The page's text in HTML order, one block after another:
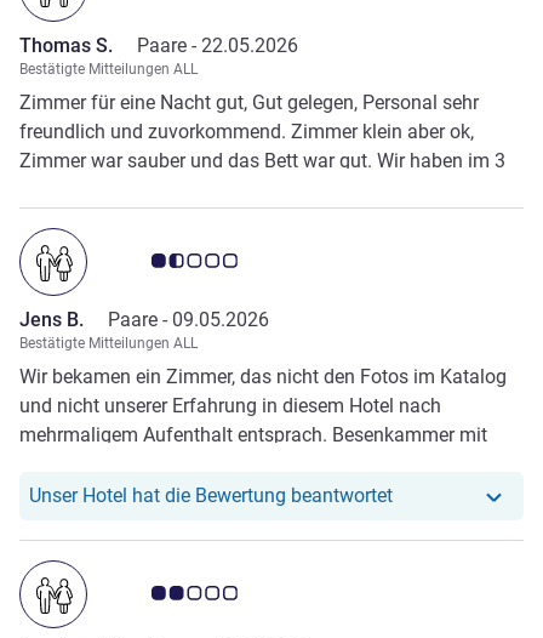
Thomas S. Paare - 22.05.2026
Bestätigte Mitteilungen ALL
Zimmer für eine Nacht gut, Gut gelegen, Personal sehr
freundlich und zuvorkommend. Zimmer klein aber ok,
Zimmer war sauber und das Bett war gut. Wir haben im 3
Note Kundenmeinungen 1.5/5
Jens B. Paare - 09.05.2026
Bestätigte Mitteilungen ALL
Wir bekamen ein Zimmer, das nicht den Fotos im Katalog
und nicht unserer Erfahrung in diesem Hotel nach
mehrmaligem Aufenthalt entsprach. Besenkammer mit
Unser Hotel hat die Bewertung beantwortetUnser Hotel hat
Note Kundenmeinungen 2.0/5